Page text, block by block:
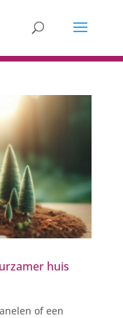
huis
of een